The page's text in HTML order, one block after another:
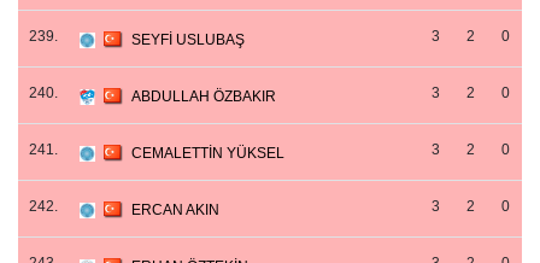
239. SEYFİ USLUBAŞ 3 2 0
240. ABDULLAH ÖZBAKIR 3 2 0
241. CEMALETTİN YÜKSEL 3 2 0
242. ERCAN AKIN 3 2 0